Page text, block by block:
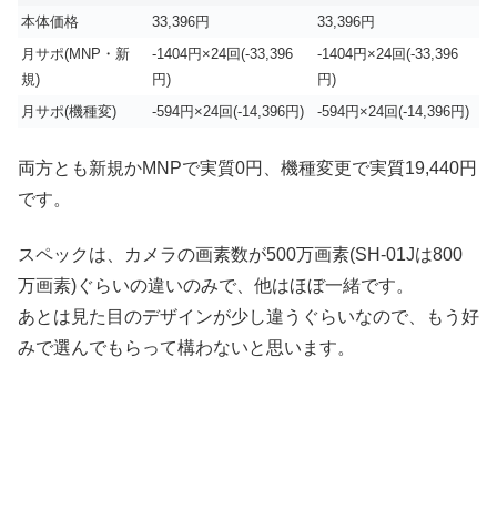
本体価格 33,396円
33,396円
月サポ(MNP・新
規)
-1404円×24回(-33,396
円)
-1404円×24回(-33,396
円)
月サポ(機種変)
-594円×24回(-14,396円) -594円×24回(-14,396円)
両方とも新規かMNPで実質0円、機種変更で実質19,440円
です。
スペックは、カメラの画素数が500万画素(SH-01Jは800
万画素)ぐらいの違いのみで、他はほぼ一緒です。
あとは見た目のデザインが少し違うぐらいなので、もう好
みで選んでもらって構わないと思います。